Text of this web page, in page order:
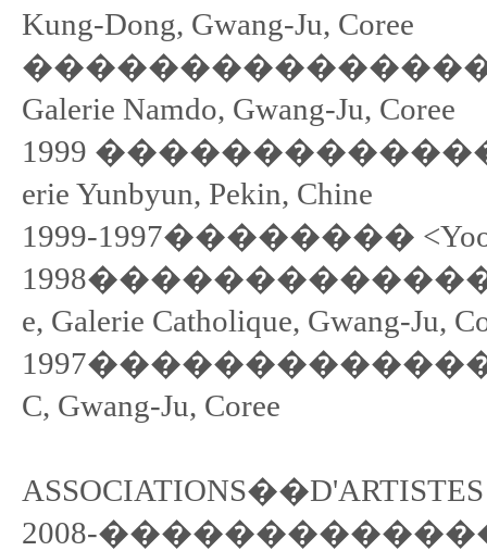
Kung-Dong, Gwang-Ju, Coree
Galerie Namdo, Gwang-Ju, Coree
1999 ����������������
erie Yunbyun, Pekin, Chine
1999-1997�������� <Yook-
e, Galerie Catholique, Gwang-Ju,
C, Gwang-Ju, Coree
ASSOCIATIONS��D'ARTISTES
2008-����������������